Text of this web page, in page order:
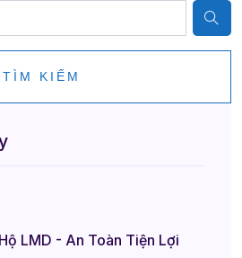
TÌM KIẾM
LMD - An Toàn Tiện Lợi